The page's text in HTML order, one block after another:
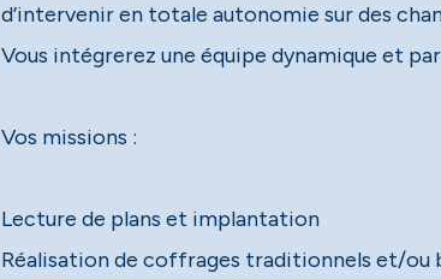
d’intervenir en totale autonomie sur des
Vous intégrerez une équipe dynamique et
Vos missions :
Lecture de plans et implantation
Réalisation de coffrages traditionnels et/ou